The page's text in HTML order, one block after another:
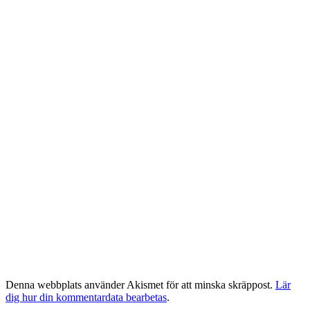
Denna webbplats använder Akismet för att minska skräppost. Lär
dig hur din kommentardata bearbetas.